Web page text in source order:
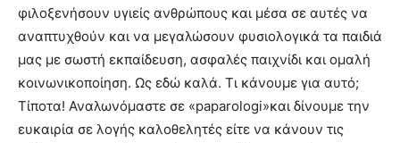
φιλοξενήσουν υγιείς ανθρώπους και μέσα σε αυτές να
αναπτυχθούν και να μεγαλώσουν φυσιολογικά τα παιδιά
μας με σωστή εκπαίδευση, ασφαλές παιχνίδι και ομαλή
κοινωνικοποίηση. Ως εδώ καλά. Τι κάνουμε για αυτό;
Τίποτα! Αναλωνόμαστε σε «paparologi»και δίνουμε την
ευκαιρία σε λογής καλοθελητές είτε να κάνουν τις